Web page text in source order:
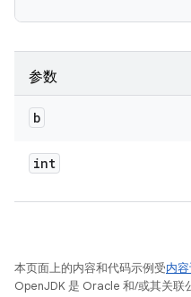
参数
b
int
本页面上的内容和代码示例受内
OpenJDK 是 Oracle 和/或其关联